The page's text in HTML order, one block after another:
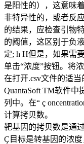
是阳性的），这意味
非特异性的，或者反
的结果，应检查引物
的阈值，这区别于负
定; ħ H但是，如果需
单击“浓度”按钮。将
在打开.csv文件的适当
QuantaSoft TM软件
列中。在“ ç
计算拷贝数。
靶基因的拷贝数是通
Ç目标是转基因的浓